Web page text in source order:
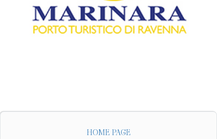
HOME PAGE